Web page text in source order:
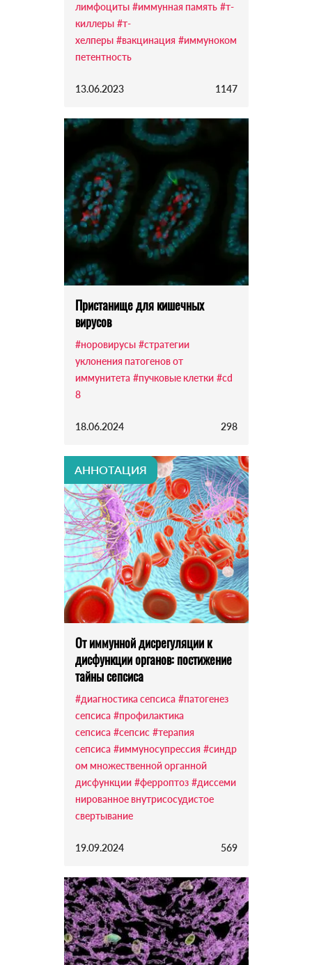
лимфоциты #иммунная память #т-
киллеры #т-
хелперы #вакцинация #иммуноком
петентность
13.06.2023 1147
Пристанище для кишечных
вирусов
#норовирусы #стратегии
уклонения патогенов от
иммунитета #пучковые клетки #cd
8
18.06.2024 298
АННОТАЦИЯ
От иммунной дисрегуляции к
дисфункции органов: постижение
тайны сепсиса
#диагностика сепсиса #патогенез
сепсиса #профилактика
сепсиса #сепсис #терапия
сепсиса #иммуносупрессия #синдр
ом множественной органной
дисфункции #ферроптоз #диссеми
нированное внутрисосудистое
свертывание
19.09.2024 569